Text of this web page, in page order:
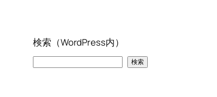
検索（WordPress内）
検索